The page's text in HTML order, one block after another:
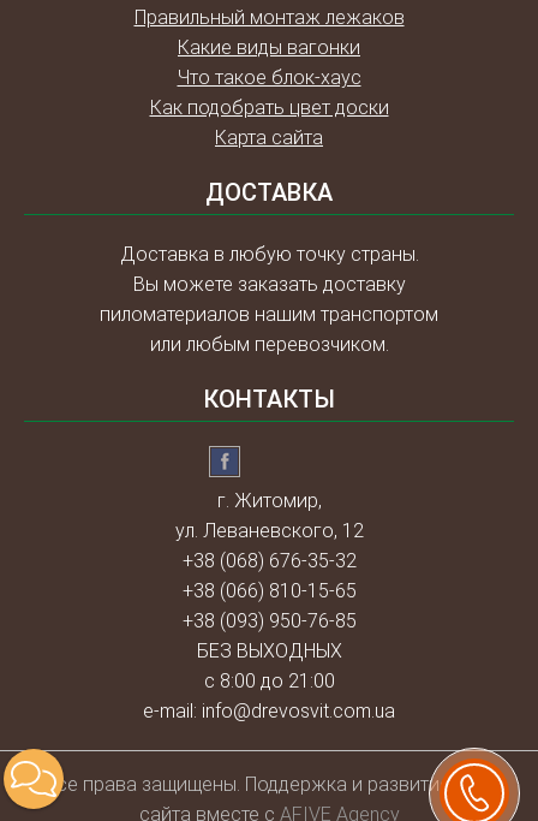
Правильный монтаж лежаков
Какие виды вагонки
Что такое блок-хаус
Как подобрать цвет доски
Карта сайта
ДОСТАВКА
Доставка в любую точку страны.
Вы можете заказать доставку
пиломатериалов нашим транспортом
или любым перевозчиком.
КОНТАКТЫ
г. Житомир,
ул. Леваневского, 12
+38 (068) 676-35-32
+38 (066) 810-15-65
+38 (093) 950-76-85
БЕЗ ВЫХОДНЫХ
с 8:00 до 21:00
e-mail: info@drevosvit.com.ua
Всe права защищены. Поддержка и развитие веб-
сайта вместе с AFIVE Agency